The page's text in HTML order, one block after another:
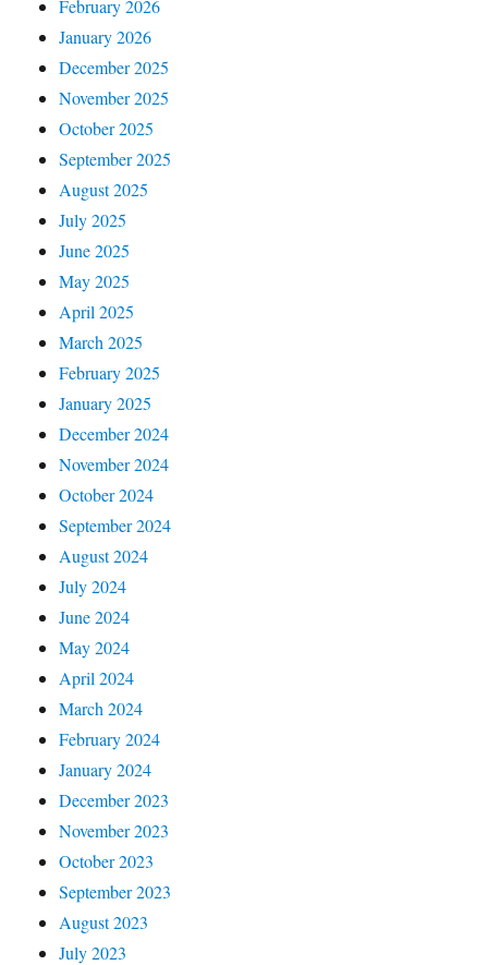
February 2026
January 2026
December 2025
November 2025
October 2025
September 2025
August 2025
July 2025
June 2025
May 2025
April 2025
March 2025
February 2025
January 2025
December 2024
November 2024
October 2024
September 2024
August 2024
July 2024
June 2024
May 2024
April 2024
March 2024
February 2024
January 2024
December 2023
November 2023
October 2023
September 2023
August 2023
July 2023